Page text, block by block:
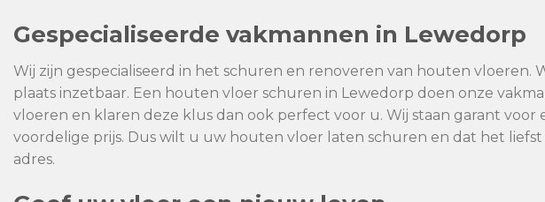
Gespecialiseerde vakmannen in Lewedorp
Wij zijn gespecialiseerd in het schuren en renoveren van houten vloeren.
plaats inzetbaar. Een houten vloer schuren in Lewedorp doen onze
vloeren en klaren deze klus dan ook perfect voor u. Wij staan garant
voordelige prijs. Dus wilt u uw houten vloer laten schuren en dat het
adres.